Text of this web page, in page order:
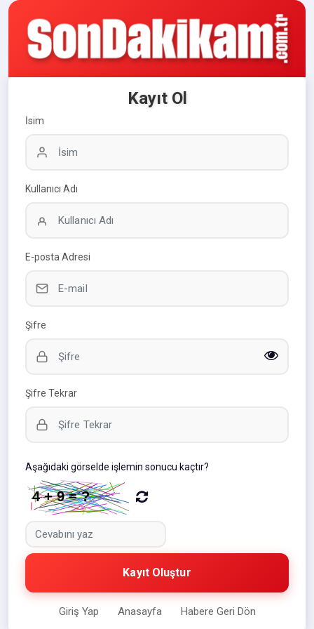
Kayıt Ol
İsim
Kullanıcı Adı
E-posta Adresi
Şifre
Şifre Tekrar
Aşağıdaki görselde işlemin sonucu kaçtır?
Kayıt Oluştur
Giriş Yap Anasayfa Habere Geri Dön